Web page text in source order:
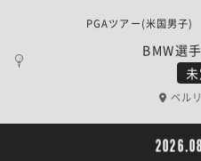
BMW選
PGAツアー(米国男
ベル